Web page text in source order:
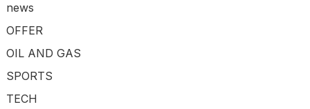
news
OFFER
OIL AND GAS
SPORTS
TECH